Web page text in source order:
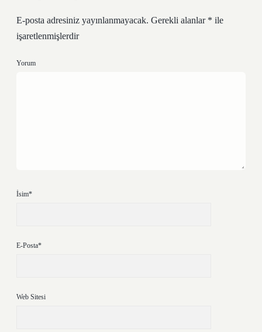
E-posta adresiniz yayınlanmayacak. Gerekli alanlar * ile
işaretlenmişlerdir
Yorum
İsim*
E-Posta*
Web Sitesi